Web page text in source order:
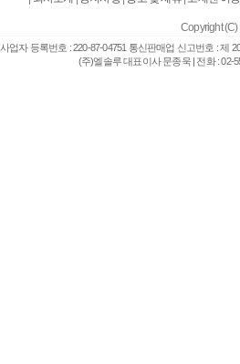
Copyright (C)
사업자 등록번호 : 220-87-04751 통신판매업 신고번호 : 제
(주)엘솔루 대표이사 문종욱 | 전화 : 02-